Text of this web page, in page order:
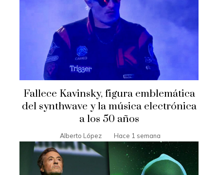
Fallece Kavinsky, figura emblemática
del synthwave y la música electrónica
a los 50 años
Alberto López Hace 1 semana